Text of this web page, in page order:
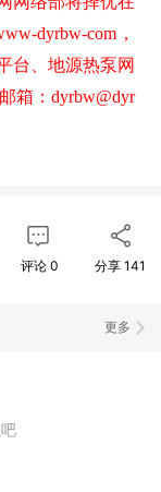
dyrbw-com，
台、地源热泵网
箱：dyrbw@dyr
评论 0 分享141
更多